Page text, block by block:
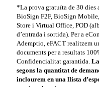
*La prova gratuïta de 30 dies
BioSign F2F, BioSign
Store i Virtual Office, POD
d’entrada i sortida). Per a
Ademptio, eFACT realitzem
documents per a resultats
Confidencialitat garantida.
segons la quantitat de
inclourem en una llista